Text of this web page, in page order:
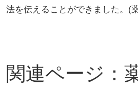
法を伝えることができました。(
関連ページ：